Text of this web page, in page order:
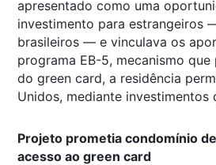
apresentado como uma
investimento para estrangeiros
brasileiros — e vinculava os
programa EB-5, mecanismo
do green card, a residência
Unidos, mediante investimentos
Projeto prometia condomínio
acesso ao green card